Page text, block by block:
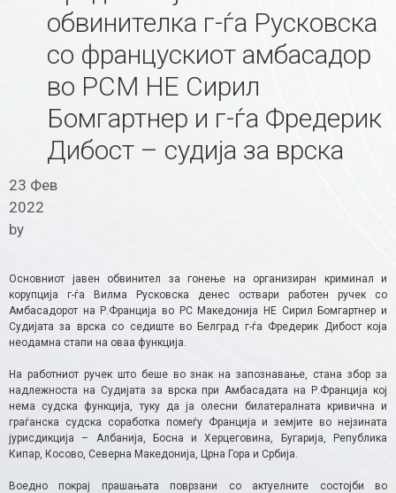
обвинителка г-ѓа Русковска
со францускиот амбасадор
во РСМ НЕ Сирил
Бoмгартнер и г-ѓа Фредерик
Дибост – судија за врска
23 Фев
2022
by
Основниот јавен обвинител за гонење на организиран криминал и
корупција г-ѓа Вилма Русковска денес оствари работен ручек со
Амбасадорот на Р.Франција во РС Македонија НЕ Сирил Бoмгартнер и
Судијата за врска со седиште во Белград г-ѓа Фредерик Дибост која
неодамна стапи на оваа функција.
На работниот ручек што беше во знак на запознавање, стана збор за
надлежноста на Судијата за врска при Амбасадата на Р.Франција кој
нема судска функција, туку да ја олесни билатералната кривична и
граѓанска судска соработка помеѓу Франција и земјите во нејзината
јурисдикција – Албанија, Босна и Херцеговина, Бугарија, Република
Кипар, Косово, Северна Македонија, Црна Гора и Србија.
Воедно покрај прашањата поврзани со актуелните состојби во